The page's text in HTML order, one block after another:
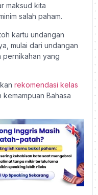
maksud kita
salah paham.
kartu undangan
mulai dari undangan
pernikahan yang
rekomendasi kelas
Bahasa